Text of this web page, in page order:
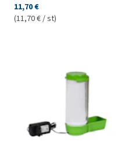
11,70 €
(11,70 € / st)